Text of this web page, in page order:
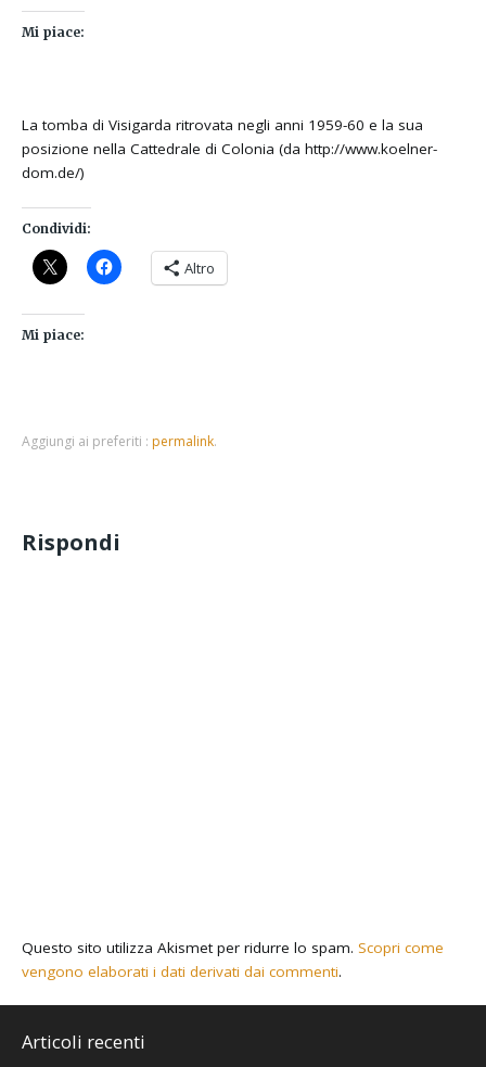
Mi piace:
La tomba di Visigarda ritrovata negli anni 1959-60 e la sua
posizione nella Cattedrale di Colonia (da http://www.koelner-
dom.de/)
Condividi:
Altro
Mi piace:
Aggiungi ai preferiti : permalink.
Rispondi
Questo sito utilizza Akismet per ridurre lo spam. Scopri come
vengono elaborati i dati derivati dai commenti.
Articoli recenti